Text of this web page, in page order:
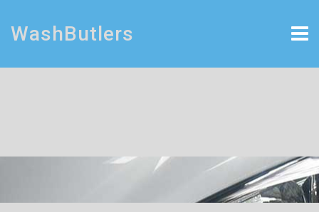
WashButlers